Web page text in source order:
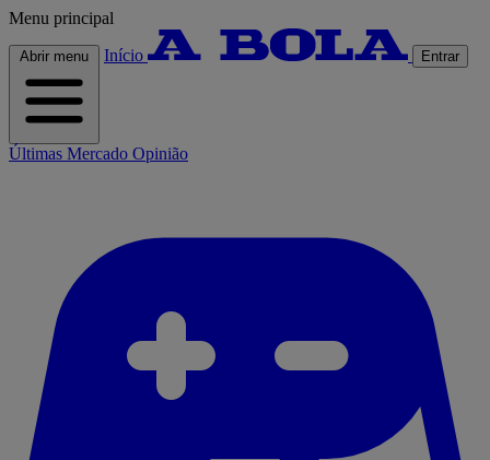
Menu principal
Abrir menu Início Entrar
Últimas Mercado Opinião